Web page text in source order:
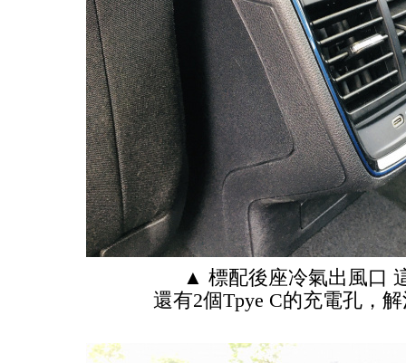
▲ 標配後座冷氣出風口
還有2個Tpye C的充電孔，